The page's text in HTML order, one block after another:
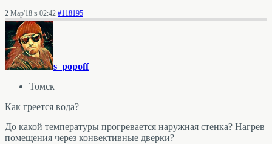
2 Мар'18 в 02:42 #118195
s_popoff
Томск
Как греется вода?
До какой температуры прогревается наружная стенка? Нагрев
помещения через конвективные дверки?